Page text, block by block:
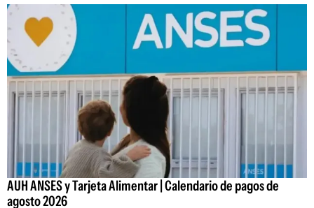
AUH ANSES y Tarjeta Alimentar | Calendario de pagos de
agosto 2026